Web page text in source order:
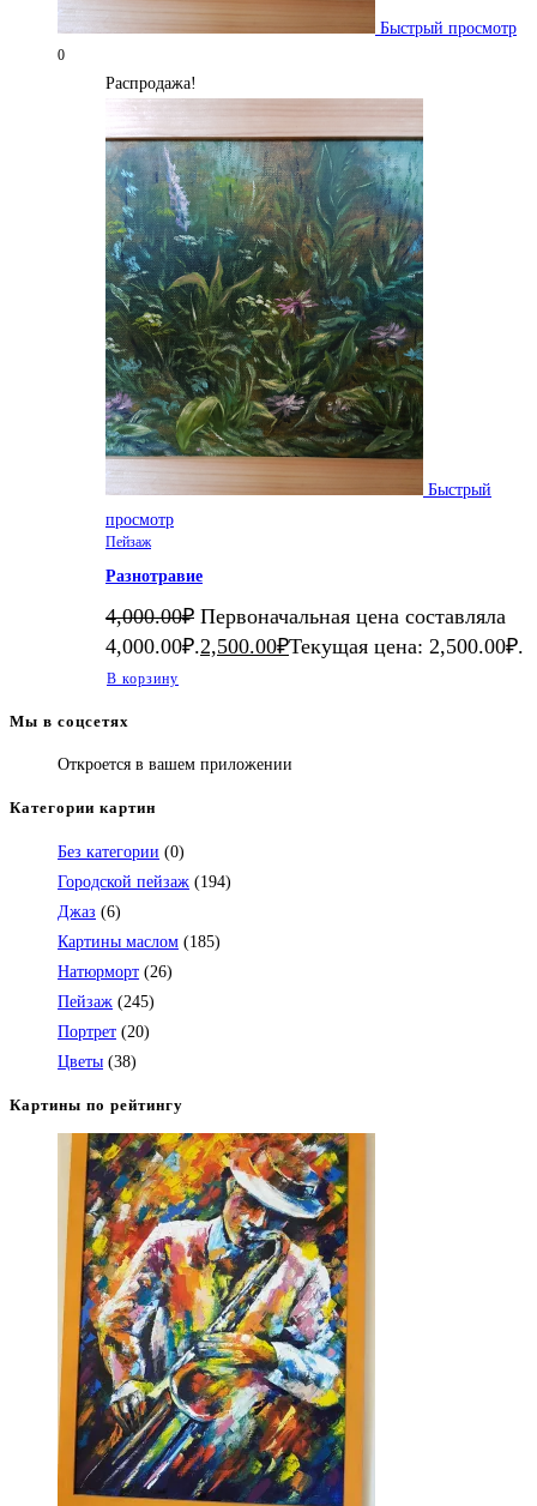
Быстрый просмотр
0
Распродажа!
Быстрый
просмотр
Пейзаж
Разнотравие
4,000.00₽ Первоначальная цена составляла
4,000.00₽.2,500.00₽Текущая цена: 2,500.00₽.
В корзину
Мы в соцсетях
Откроется в вашем приложении
Категории картин
Без категории (0)
Городской пейзаж (194)
Джаз (6)
Картины маслом (185)
Натюрморт (26)
Пейзаж (245)
Портрет (20)
Цветы (38)
Картины по рейтингу